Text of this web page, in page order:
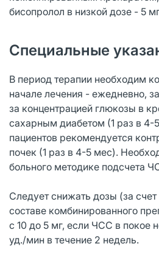
бисопролол в низкой дозе - 5
Специальные
В период терапии необходим
начале лечения - ежедневно,
за концентрацией глюкозы в
сахарным диабетом (1 раз в
пациентов рекомендуется
почек (1 раз в 4-5 мес).
больного методике подсчета
Следует снижать дозы (за
составе комбинированного
с 10 до 5 мг, если ЧСС в покое
уд./мин в течение 2 недель.